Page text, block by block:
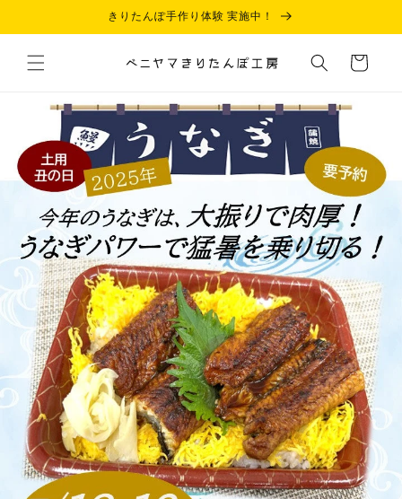
進む
きりたんぽ手作り体験 実施中！
カ
ー